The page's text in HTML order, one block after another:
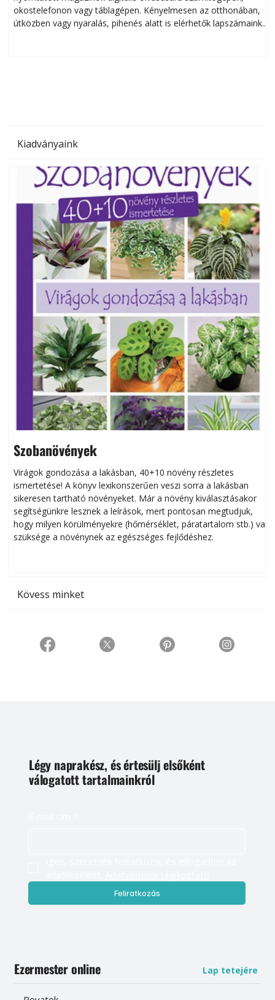
okostelefonon vagy táblagépen. Kényelmesen az otthonában,
útközben vagy nyaralás, pihenés alatt is elérhetők lapszámaink.
Kiadványaink
Szobanövények
Virágok gondozása a lakásban, 40+10 növény részletes
ismertetése! A könyv lexikonszerűen veszi sorra a lakásban
sikeresen tart­ha­tó növényeket. Már a növény kiválasztásakor
segítségünkre lesznek a leírások, mert pontosan megtudjuk,
hogy milyen körülményekre (hőmérséklet, páratartalom stb.) van
szüksége a növénynek az egészséges fejlődéshez.
Kövess minket
Légy naprakész, és értesülj elsőként
válogatott tartalmainkról
Feliratkozás
Ezermester online Lap tetejére